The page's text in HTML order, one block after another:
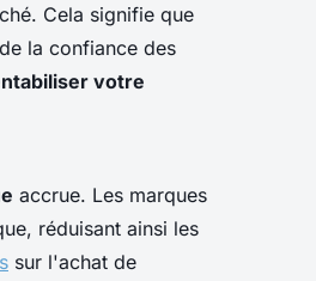
Cela signifie que
la confiance des
votre
accrue. Les marques
réduisant ainsi les
sur l'achat de